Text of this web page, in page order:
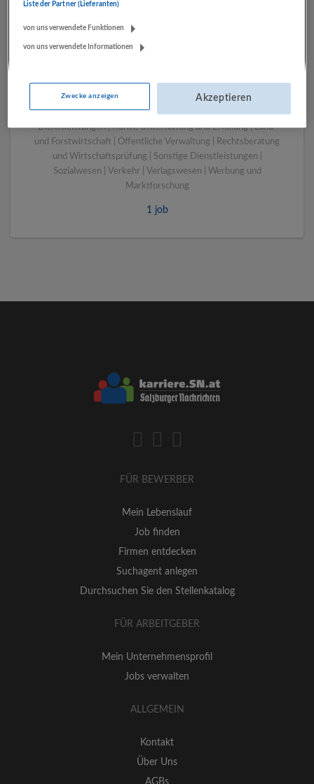
LUGSTEIN CONSULTING
Bau | Beherbergung und Gastronomie | Einzelhandel |
Energieversorgung | Finanz- und Versicherungsleistungen |
Gesundheitswesen | Herstellung von Waren | IT-
Dienstleistungen | Kunst, Unterhaltung und Erholung | Land-
und Forstwirtschaft | Öffentliche Verwaltung | Rechtsberatung
und Wirtschaftsprüfung | Sonstige Dienstleistungen |
Sozialwesen | Verkehr | Verlagswesen | Werbung und
Marktforschung
1 job
FÜR BEWERBER
Mein Lebenslauf
Job finden
Firmen entdecken
Suchagent anlegen
Durchsuchen Sie den Stellenkatalog
FÜR ARBEITGEBER
Mein Unternehmensprofil
Jobs verwalten
ALLGEMEIN
Kontakt
Über Uns
AGBs
Liste der Partner (Lieferanten)
von uns verwendete Funktionen
von uns verwendete Informationen
Zwecke anzeigen Akzeptieren